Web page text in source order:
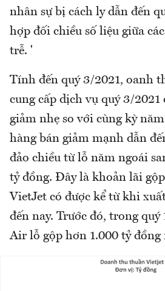
nhân sự bị cách ly dẫn đến
hợp đối chiều số liệu giữa
trễ. '
Tính đến quý 3/2021, oanh
cung cấp dịch vụ quý 3/2021
giảm nhẹ so với cùng kỳ
hàng bán giảm mạnh dẫn
đảo chiều từ lỗ năm ngoái
tỷ đồng. Đây là khoản lãi
VietJet có được kể từ khi
đến nay. Trước đó, trong quý
Air lỗ gộp hơn 1.000 tỷ đồng